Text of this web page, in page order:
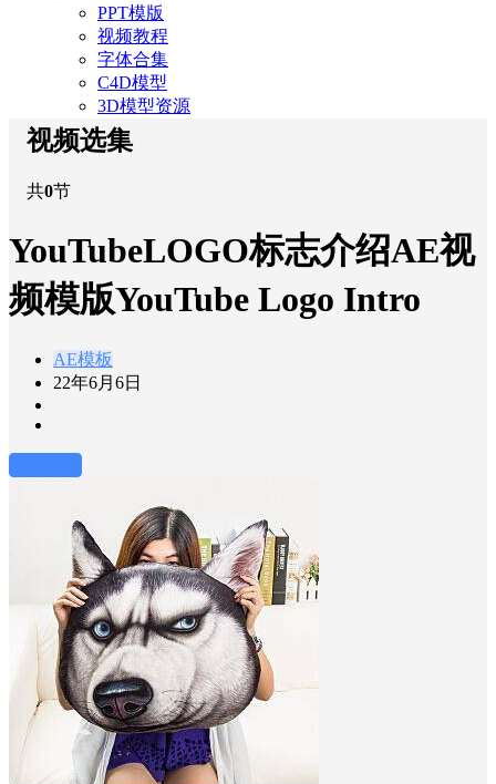
PPT模版
视频教程
字体合集
C4D模型
3D模型资源
视频选集
共0节
YouTubeLOGO标志介绍AE视
频模版YouTube Logo Intro
AE模板
22年6月6日